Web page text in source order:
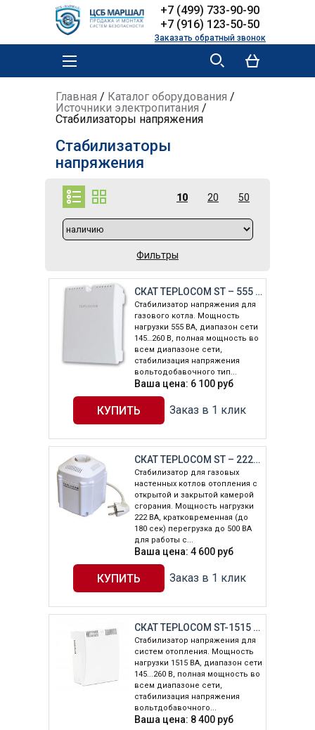
Заказать обратный звонок
+7 (499) 733-90-90
+7 (916) 123-50-50
YOU ARE HERE
Главная / Каталог оборудования /
Источники электропитания /
Стабилизаторы напряжения
Стабилизаторы
напряжения
10 20 50
Фильтры
СКАТ TEPLOCOM ST – 555 (555)
Стабилизатор напряжения для
газового котла. Мощность
нагрузки 555 ВА, диапазон сети
145…260 В, полная мощность во
всем диапазоне сети,
стабилизация напряжения
вольтодобавочного тип...
Ваша цена: 6 100 руб
Заказ в 1 клик
СКАТ TEPLOCOM ST – 222/500 (554)
Стабилизатор для газовых
настенных котлов отопления с
открытой и закрытой камерой
сгорания. Мощность нагрузки
222 ВА, кратковременная (до
180 сек) перегрузка до 500 ВА
для работы с...
Ваша цена: 4 600 руб
Заказ в 1 клик
СКАТ TEPLOCOM ST-1515 (693)
Стабилизатор напряжения для
систем отопления. Мощность
нагрузки 1515 ВА, диапазон сети
145...260 В, полная мощность во
всем диапазоне сети,
стабилизация напряжения
вольтдобавочного...
Ваша цена: 8 400 руб